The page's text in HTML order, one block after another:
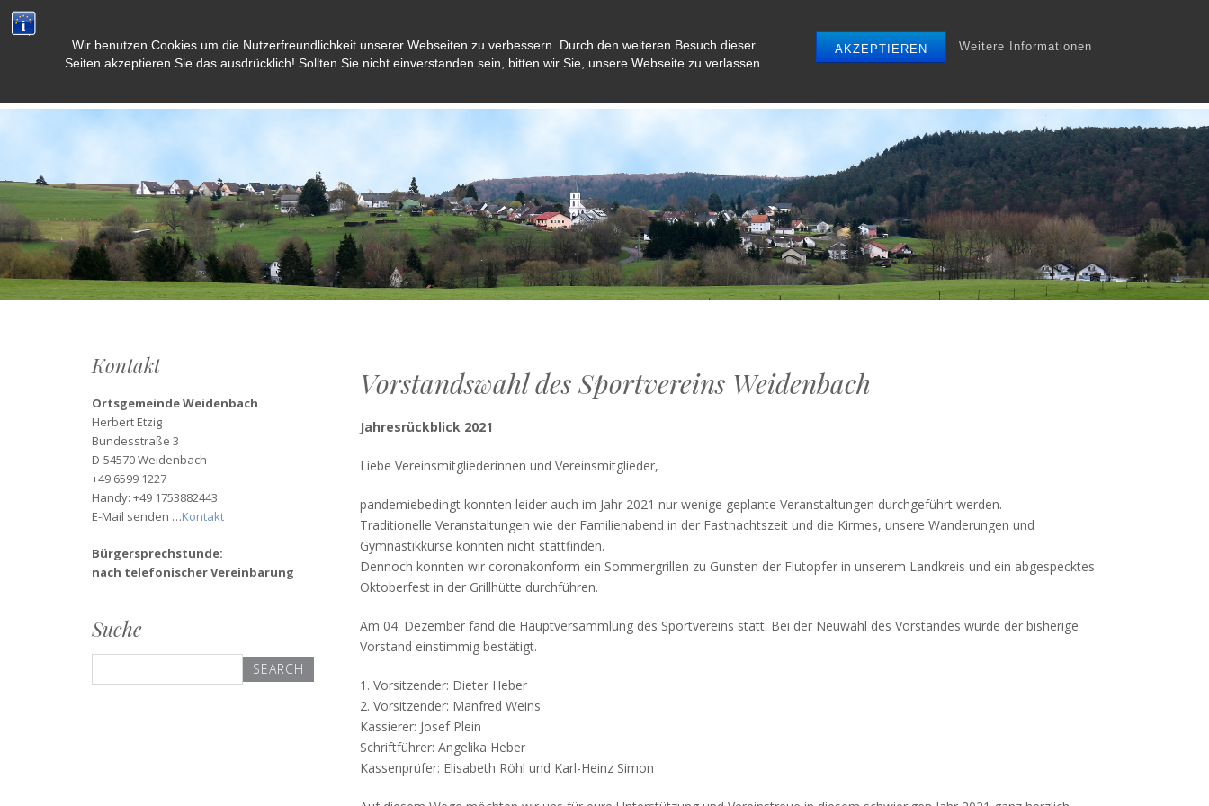
Wir benutzen Cookies um die Nutzerfreundlichkeit unserer Webseiten zu verbessern. Durch den weiteren Besuch dieser
Seiten akzeptieren Sie das ausdrücklich! Sollten Sie nicht einverstanden sein, bitten wir Sie, unsere Webseite zu verlassen.
AKZEPTIEREN Weitere Informationen
Weidenbach/Eifel Aktuelles Gemeinde Bürger
Vorstandswahl des Sportvereins Weidenbach
Jahresrückblick 2021
Liebe Vereinsmitgliederinnen und Vereinsmitglieder,
pandemiebedingt konnten leider auch im Jahr 2021 nur wenige geplante Veranstaltungen durchgeführt werden.
Traditionelle Veranstaltungen wie der Familienabend in der Fastnachtszeit und die Kirmes, unsere Wanderungen und
Gymnastikkurse konnten nicht stattfinden.
Dennoch konnten wir coronakonform ein Sommergrillen zu Gunsten der Flutopfer in unserem Landkreis und ein abgespecktes
Oktoberfest in der Grillhütte durchführen.
Am 04. Dezember fand die Hauptversammlung des Sportvereins statt. Bei der Neuwahl des Vorstandes wurde der bisherige
Vorstand einstimmig bestätigt.
1. Vorsitzender: Dieter Heber
2. Vorsitzender: Manfred Weins
Kassierer: Josef Plein
Schriftführer: Angelika Heber
Kassenprüfer: Elisabeth Röhl und Karl-Heinz Simon
Kontakt
Ortsgemeinde Weidenbach
Herbert Etzig
Bundesstraße 3
D-54570 Weidenbach
+49 6599 1227
Handy: +49 1753882443
E-Mail senden …Kontakt
Bürgersprechstunde:
nach telefonischer Vereinbarung
Suche
for: